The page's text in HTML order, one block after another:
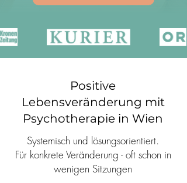
Positive
Lebensveränderung mit
Psychotherapie in Wien
Systemisch und lösungsorientiert.
Für konkrete Veränderung - oft schon in
wenigen Sitzungen